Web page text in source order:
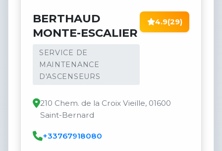
BERTHAUD
MONTE-ESCALIER
SERVICE DE
MAINTENANCE
D'ASCENSEURS
4.9(29)
210 Chem. de la Croix Vieille, 01600
Saint-Bernard
+33767918080